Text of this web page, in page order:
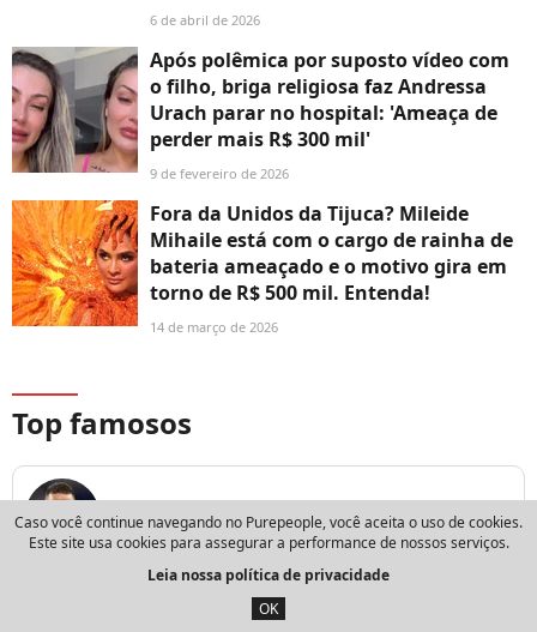
6 de abril de 2026
Após polêmica por suposto vídeo com
o filho, briga religiosa faz Andressa
Urach parar no hospital: 'Ameaça de
perder mais R$ 300 mil'
9 de fevereiro de 2026
Fora da Unidos da Tijuca? Mileide
Mihaile está com o cargo de rainha de
bateria ameaçado e o motivo gira em
torno de R$ 500 mil. Entenda!
14 de março de 2026
Top famosos
Neymar chevron_right
Caso você continue navegando no Purepeople, você aceita o uso de cookies.
Este site usa cookies para assegurar a performance de nossos serviços.
Leia nossa política de privacidade
OK